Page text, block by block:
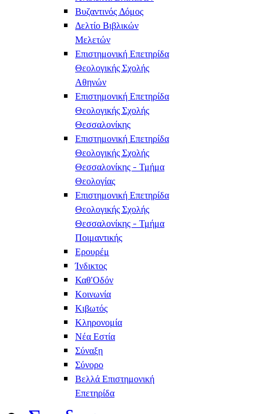
Βυζαντινός Δόμος
Δελτίο Βιβλικών
Μελετών
Επιστημονική Επετηρίδα
Θεολογικής Σχολής
Αθηνών
Επιστημονική Επετηρίδα
Θεολογικής Σχολής
Θεσσαλονίκης
Επιστημονική Επετηρίδα
Θεολογικής Σχολής
Θεσσαλονίκης - Τμήμα
Θεολογίας
Επιστημονική Επετηρίδα
Θεολογικής Σχολής
Θεσσαλονίκης - Τμήμα
Ποιμαντικής
Ερουρέμ
Ίνδικτος
Καθ'Οδόν
Κοινωνία
Κιβωτός
Κληρονομία
Νέα Εστία
Σύναξη
Σύνορο
Βελλά Επιστημονική
Επετηρίδα